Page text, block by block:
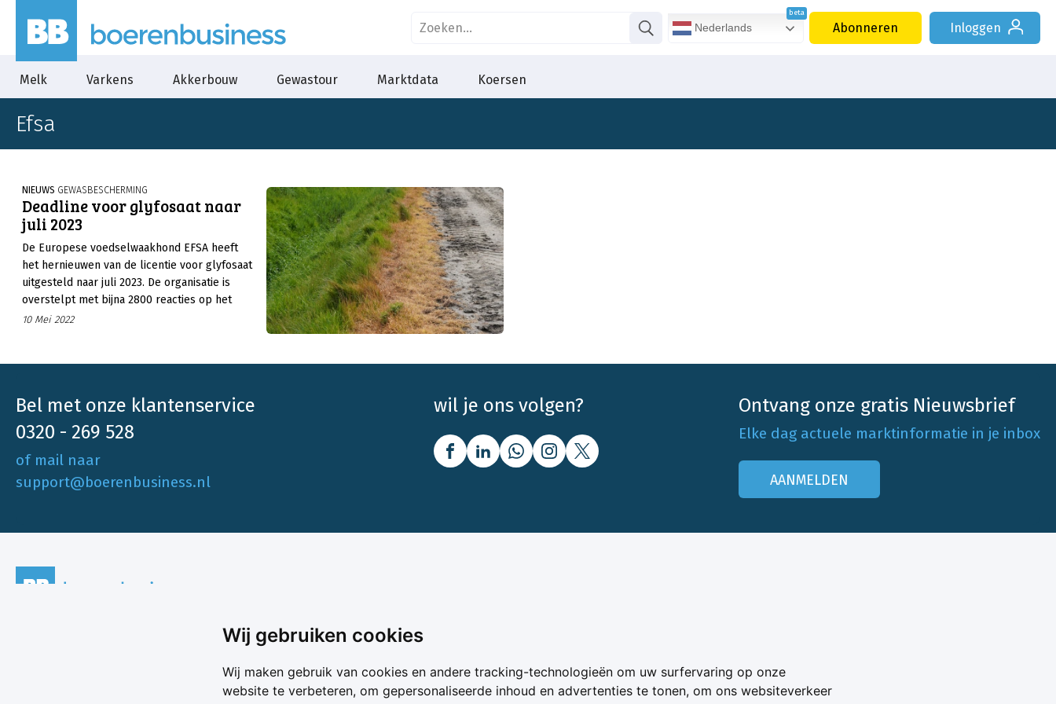
Wij gebruiken cookies
Wij maken gebruik van cookies en andere tracking-technologieën om uw surfervaring op onze
website te verbeteren, om gepersonaliseerde inhoud en advertenties te tonen, om ons websiteverkeer
Nederlands Abonneren Inloggen
Melk Varkens Akkerbouw Gewastour Marktdata Koersen
Efsa
NIEUWS GEWASBESCHERMING
Deadline voor glyfosaat naar
juli 2023
De Europese voedselwaakhond EFSA heeft
het hernieuwen van de licentie voor glyfosaat
uitgesteld naar juli 2023. De organisatie is
overstelpt met bijna 2800 reacties op het
dossier van de herbicide dat het meer tijd
10 Mei 2022
Bel met onze klantenservice
0320 - 269 528
of mail naar
support@boerenbusiness.nl
wil je ons volgen? Ontvang onze gratis Nieuwsbrief
Elke dag actuele marktinformatie in je inbox
AANMELDEN
Boerenbusiness is je partner op het gebied
marktinformatie en -data. Elke dag opnieuw
Akkerbouw
Melk & Voer
Varkens & Voer
Marktdata
Werken bij Boerenbusiness